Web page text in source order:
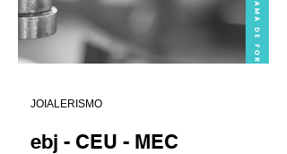
ebj - CEU - MEC
JOIALERISMO